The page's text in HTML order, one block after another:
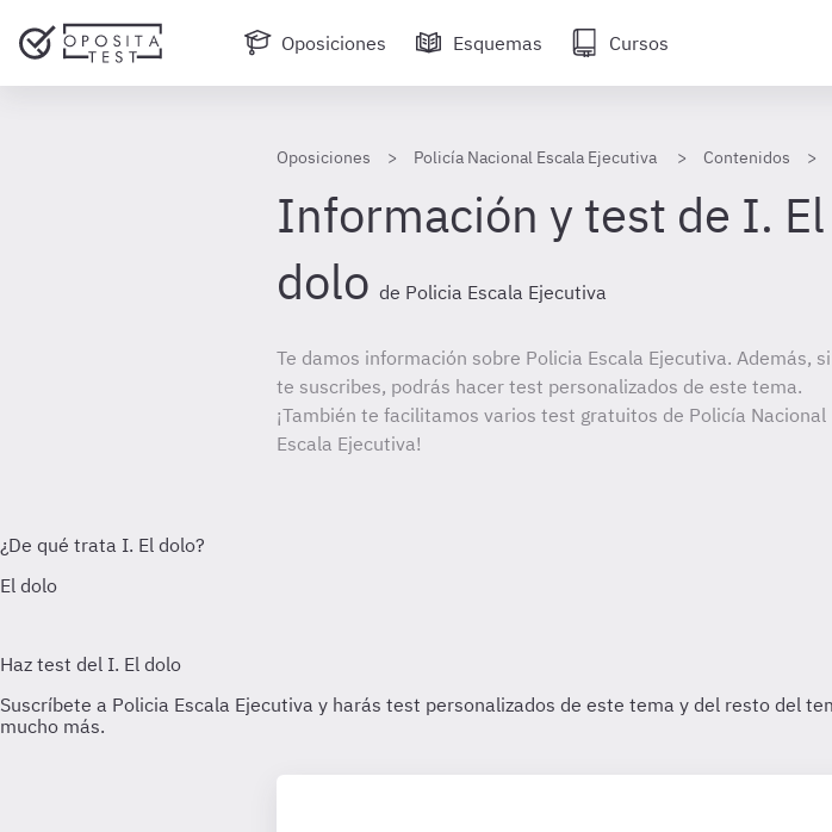
Oposiciones Esquemas Cursos
Oposiciones Policía Nacional Escala Ejecutiva Contenidos
Información y test de I. El
dolo de Policia Escala Ejecutiva
Te damos información sobre Policia Escala Ejecutiva. Además, si
te suscribes, podrás hacer test personalizados de este tema.
¡También te facilitamos varios test gratuitos de Policía Nacional
Escala Ejecutiva!